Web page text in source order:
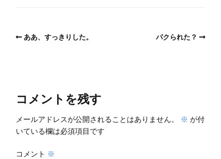
ああ、すっきりした。 パクられた？
コメントを残す
メールアドレスが公開されることはありません。 ※ が付
いている欄は必須項目です
コメント ※